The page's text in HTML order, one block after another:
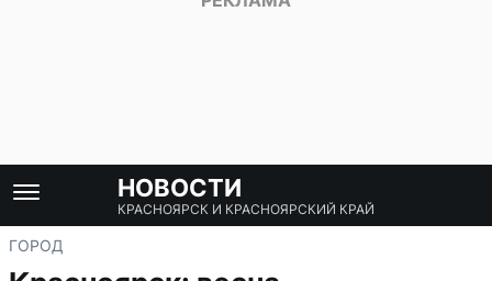
НОВОСТИ
КРАСНОЯРСК И КРАСНОЯРСКИЙ КРАЙ
ГОРОД